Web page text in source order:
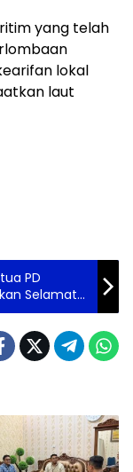
yang telah
lokal
laut
PD
Selamat
SAW